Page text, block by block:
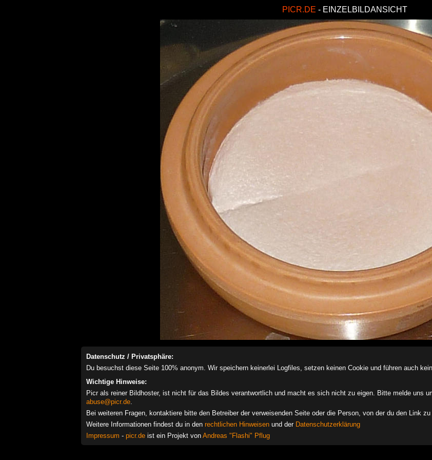
PICR.DE - EINZELBILDANSICHT
Datenschutz / Privatsphäre:
Du besuchst diese Seite 100% anonym. Wir speichern keinerlei Logfiles, setzen keinen Cookie und führen auch
Wichtige Hinweise:
Picr als reiner Bildhoster, ist nicht für das Bildes verantwortlich und macht es sich nicht zu eigen. Bitte melde uns
abuse@picr.de.
Bei weiteren Fragen, kontaktiere bitte den Betreiber der verweisenden Seite oder die Person, von der du den Link
Weitere Informationen findest du in den rechtlichen Hinweisen und der Datenschutzerklärung
Impressum - picr.de ist ein Projekt von Andreas "Flashi" Pflug